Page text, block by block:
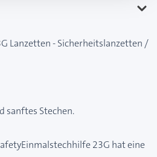
Lanzetten - Sicherheitslanzetten /
sanftes Stechen.
23G hat eine